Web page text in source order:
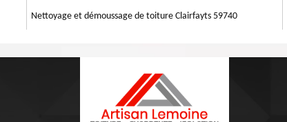
Nettoyage et démoussage de toiture Clairfayts 59740